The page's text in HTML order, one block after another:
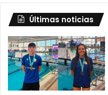
Últimas noticias